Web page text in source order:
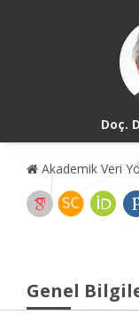
Doç.
Akademik Veri
Genel